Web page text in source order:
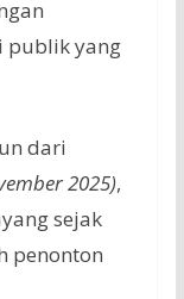
publik yang
dari
2025),
sejak
penonton